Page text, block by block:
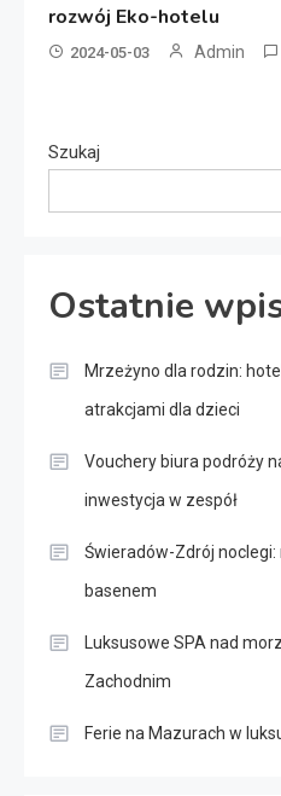
rozwój Eko-hotelu
2024-05-03 Admin
Szukaj
Ostatnie
Mrzeżyno dla rodzin:
atrakcjami dla dzieci
Vouchery biura podróży
inwestycja w zespół
Świeradów-Zdrój
basenem
Luksusowe SPA nad
Zachodnim
Ferie na Mazurach w